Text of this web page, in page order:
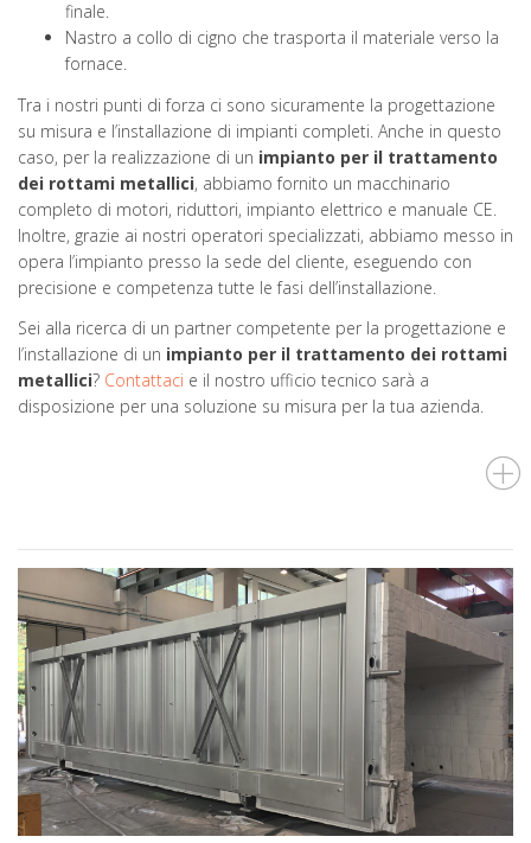
finale.
Nastro a collo di cigno che trasporta il materiale verso la
fornace.
Tra i nostri punti di forza ci sono sicuramente la progettazione
su misura e l’installazione di impianti completi. Anche in questo
caso, per la realizzazione di un impianto per il trattamento
dei rottami metallici, abbiamo fornito un macchinario
completo di motori, riduttori, impianto elettrico e manuale CE.
Inoltre, grazie ai nostri operatori specializzati, abbiamo messo in
opera l’impianto presso la sede del cliente, eseguendo con
precisione e competenza tutte le fasi dell’installazione.
Sei alla ricerca di un partner competente per la progettazione e
l’installazione di un impianto per il trattamento dei rottami
metallici? Contattaci e il nostro ufficio tecnico sarà a
disposizione per una soluzione su misura per la tua azienda.